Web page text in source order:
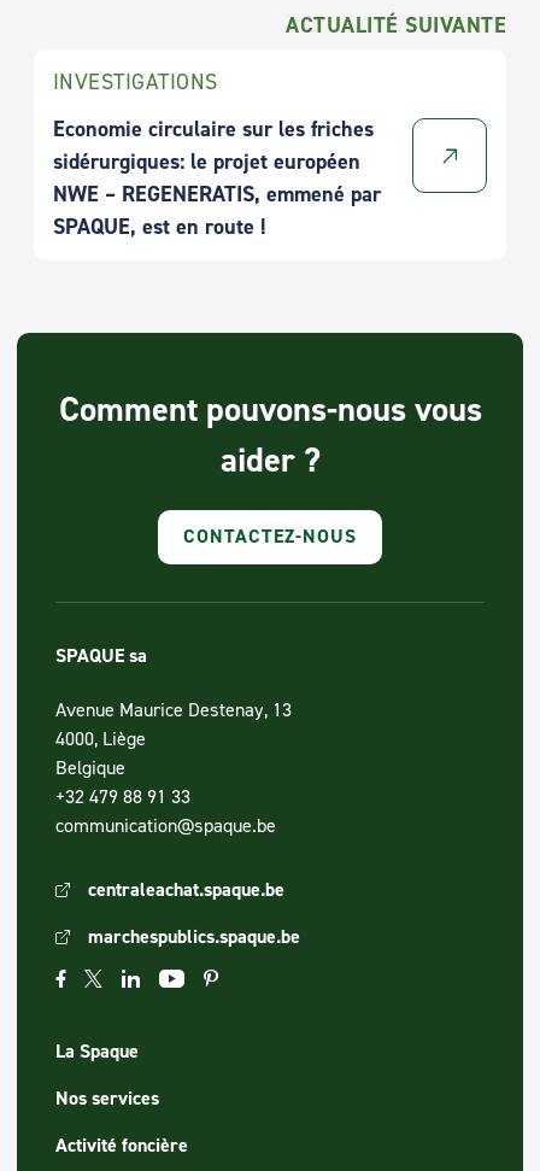
ACTUALITÉ SUIVANTE
INVESTIGATIONS
Economie circulaire sur les friches
sidérurgiques: le projet européen
NWE – REGENERATIS, emmené par
SPAQUE, est en route !
Comment pouvons-nous vous
aider ?
CONTACTEZ-NOUS
SPAQUE sa
Avenue Maurice Destenay, 13
4000, Liège
Belgique
+32 479 88 91 33
communication@spaque.be
centraleachat.spaque.be
marchespublics.spaque.be
La Spaque
Nos services
Activité foncière